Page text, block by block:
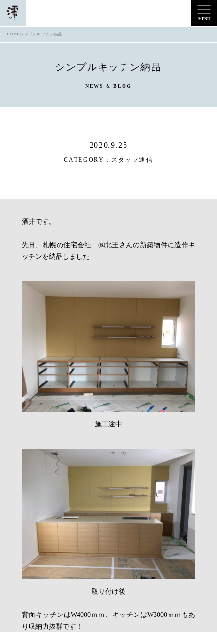
HOME シンプルキッチン納品
シンプルキッチン納品
NEWS & BLOG
2020.9.25
CATEGORY： スタッフ通信
酒井です。
先日、札幌の住宅会社 ㈱北王さんの新築物件に造作キ
ッチンを納品しました！
施工途中
取り付け後
背面キッチンはW4000ｍｍ、キッチンはW3000ｍｍもあ
り収納力抜群です！